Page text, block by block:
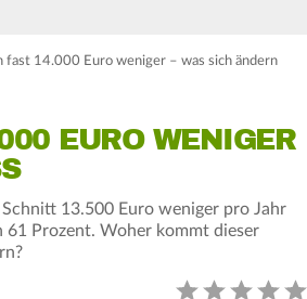
fast 14.000 Euro weniger – was sich ändern
EURO WENIGER
13.500 Euro weniger pro Jahr
61 Prozent. Woher kommt dieser